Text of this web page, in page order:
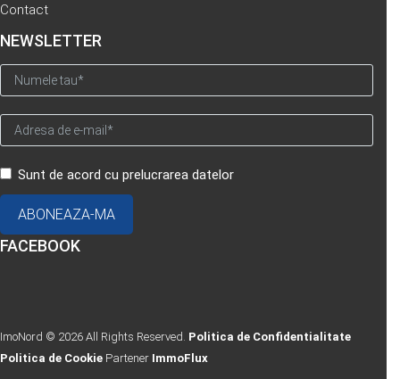
Contact
NEWSLETTER
Sunt de acord cu prelucrarea datelor
FACEBOOK
ImoNord © 2026 All Rights Reserved. Politica de Confidentialitate
Politica de Cookie Partener ImmoFlux